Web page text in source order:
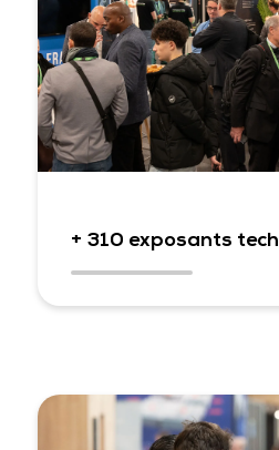
+ 310 exposants tech